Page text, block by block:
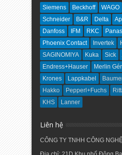
Siemens Beckhoff WAGO
Schneider
B&R Delta
Danfoss
IFM RKC
Phoenix Contact
Invertek
SAGINOMIYA
Kuka Sick
Endress+Hauser
Merlin
Krones
Lappkabel
Hakko
Pepperl+Fuchs
KHS
Lanner
Liên hệ
CÔNG TY TNHH CÔNG